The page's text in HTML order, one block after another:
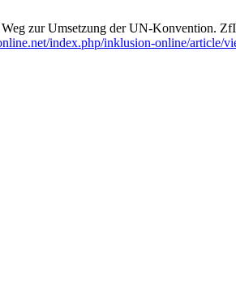
zur Umsetzung der UN-Konvention.
index.php/inklusion-online/article/